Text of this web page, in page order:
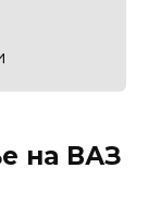
на ВАЗ